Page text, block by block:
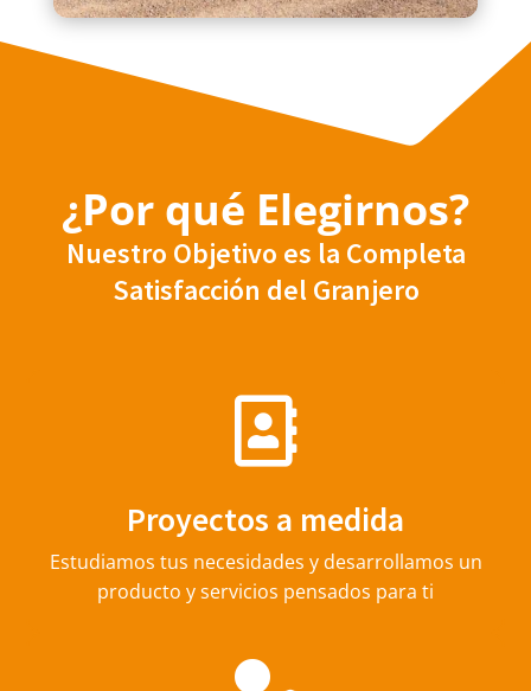
¿Por qué Elegirnos?
Nuestro Objetivo es la Completa
Satisfacción del Granjero
Proyectos a medida
Estudiamos tus necesidades y desarrollamos un
producto y servicios pensados para ti